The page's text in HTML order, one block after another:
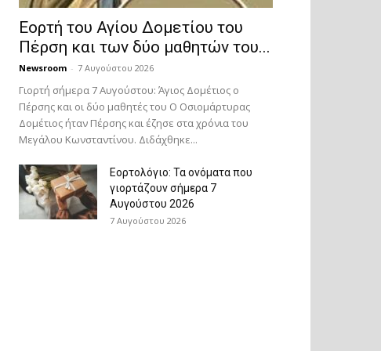
Εορτή του Αγίου Δομετίου του
Πέρση και των δύο μαθητών του...
Newsroom - 7 Αυγούστου 2026
Γιορτή σήμερα 7 Αυγούστου: Άγιος Δομέτιος ο
Πέρσης και οι δύο μαθητές του Ο Oσιομάρτυρας
Δομέτιος ήταν Πέρσης και έζησε στα χρόνια του
Μεγάλου Κωνσταντίνου. Διδάχθηκε...
Εορτολόγιο: Τα ονόματα που
γιορτάζουν σήμερα 7
Αυγούστου 2026
7 Αυγούστου 2026